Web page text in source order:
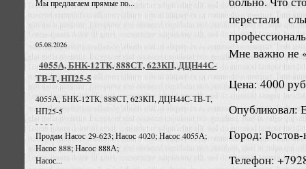
Мы предлагаем прямые по...
05.08.2026
4055А, БНК-12ТК, 888СТ, 623КП, ДЦН44С-
ТВ-Т, НП25-5
4055А, БНК-12ТК, 888СТ, 623КП, ДЦН44С-ТВ-Т,
НП25-5
- - - -
Продам Насос 29-623; Насос 4020; Насос 4055А;
Насос 888; Насос 888А;
Насос...
перестали
Мне важно не
Цена: 4000
Опубликовал:
Город:
Телефон: